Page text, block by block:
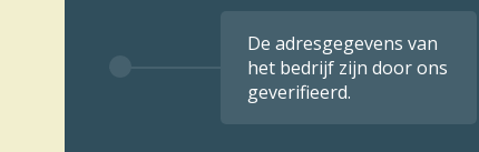
De adresgegevens van
het bedrijf zijn door ons
geverifieerd.